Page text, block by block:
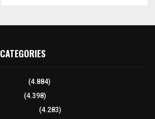
CATEGORIES
(4.884)
(4.398)
(4.283)